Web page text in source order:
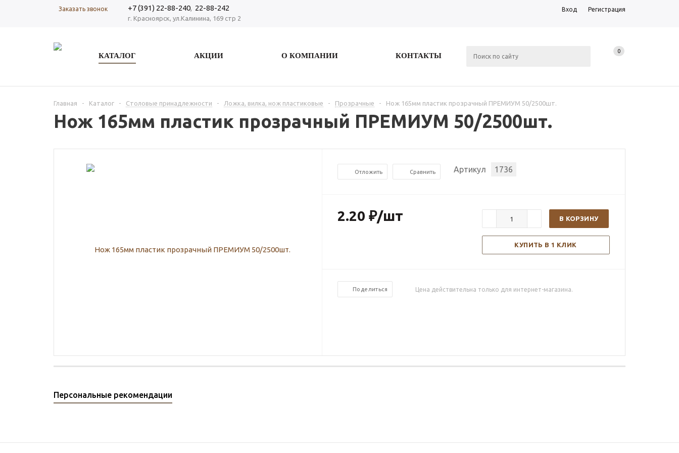
+7 (391) 22-88-240, 22-88-242
г. Красноярск, ул.Калинина, 169 стр 2
Заказать звонок Вход Регистрация
КАТАЛОГ АКЦИИ О КОМПАНИИ КОНТАКТЫ
0
Главная - Каталог - Столовые принадлежности - Ложка, вилка, нож пластиковые - Прозрачные - Нож 165мм пластик прозрачный ПРЕМИУМ 50/2500шт.
Нож 165мм пластик прозрачный ПРЕМИУМ 50/2500шт.
Отложить Сравнить Артикул 1736
2.20 ₽/шт В КОРЗИНУ
КУПИТЬ В 1 КЛИК
Поделиться Цена действительна только для интернет-магазина.
Персональные рекомендации